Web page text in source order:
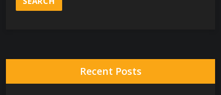
Recent Posts